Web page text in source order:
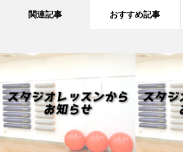
関連記事 おすすめ記事